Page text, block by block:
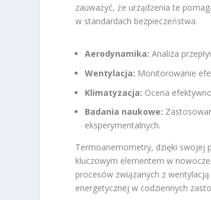
zauważyć, że urządzenia te
w standardach bezpieczeństwa.
Aerodynamika: Analiza
Wentylacja: Monitorowanie
Klimatyzacja: Ocena
Badania naukowe:
eksperymentalnych.
Termoanemometry, dzięki swojej
kluczowym elementem w
procesów związanych z
energetycznej w codziennych